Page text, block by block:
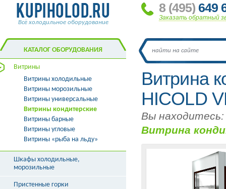
Всё холодильное оборудование
8 (495) 649
Заказать обратный
Витрина
HICOLD
Вы находитесь:
Витрина
КАТАЛОГ ОБОРУДОВАНИЯ
Витрины
Витрины холодильные
Витрины морозильные
Витрины универсальные
Витрины кондитерские
Витрины барные
Витрины угловые
Витрины «рыба на льду»
Шкафы холодильные,
морозильные
Пристенные горки